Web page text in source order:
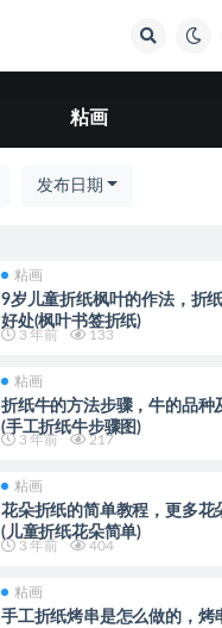
粘画
发布日期
粘画
9岁儿童折纸枫叶的作法，折
好处(枫叶书签折纸)
3 年前 133
粘画
折纸牛的方法步骤，牛的品种
(手工折纸牛步骤图)
3 年前 217
粘画
花朵折纸的简单教程，更多花
(儿童折纸花朵简单)
3 年前 404
粘画
手工折纸烤串是怎么做的，烤